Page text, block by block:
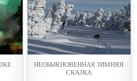
НЕОБЫКНОВЕННАЯ ЗИМНЯЯ
СКАЗКА